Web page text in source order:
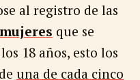
al registro de las
que se
18 años, esto los
una de cada cinco